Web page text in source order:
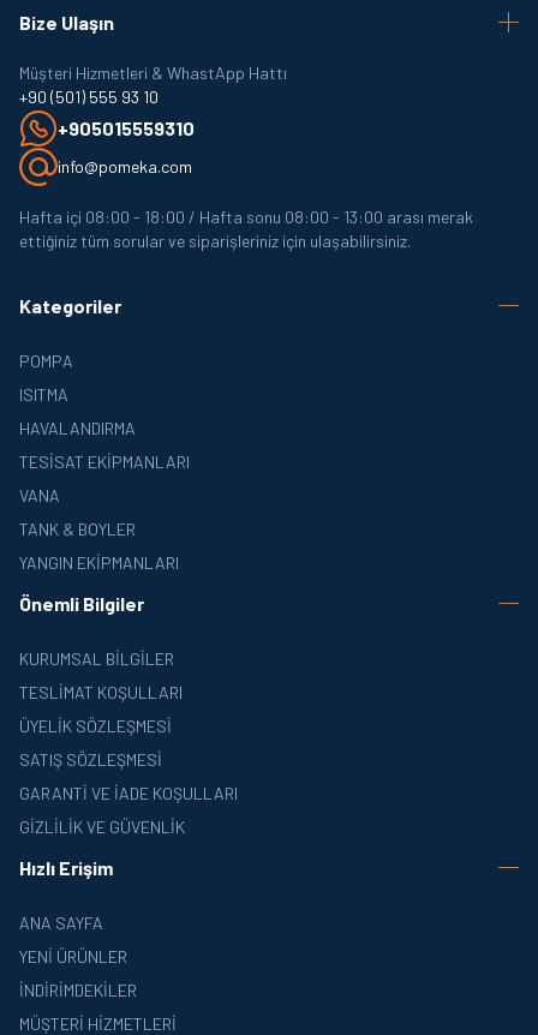
Bize Ulaşın
Müşteri Hizmetleri & WhastApp Hattı
+90 (501) 555 93 10
+905015559310
info@pomeka.com
Hafta içi 08:00 - 18:00 / Hafta sonu 08:00 - 13:00 arası merak
ettiğiniz tüm sorular ve siparişleriniz için ulaşabilirsiniz.
Kategoriler
POMPA
ISITMA
HAVALANDIRMA
TESISAT EKIPMANLARI
VANA
TANK & BOYLER
YANGIN EKIPMANLARI
Önemli Bilgiler
KURUMSAL BILGILER
TESLIMAT KOŞULLARI
ÜYELIK SÖZLEŞMESI
SATIŞ SÖZLEŞMESI
GARANTI VE İADE KOŞULLARI
GIZLILIK VE GÜVENLIK
Hızlı Erişim
ANA SAYFA
YENI ÜRÜNLER
İNDIRIMDEKILER
MÜŞTERI HIZMETLERI